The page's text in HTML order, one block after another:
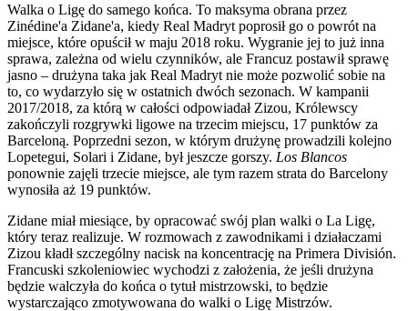
Walka o Ligę do samego końca. To maksyma obrana przez
Zinédine'a Zidane'a, kiedy Real Madryt poprosił go o powrót na
miejsce, które opuścił w maju 2018 roku. Wygranie jej to już inna
sprawa, zależna od wielu czynników, ale Francuz postawił sprawę
jasno – drużyna taka jak Real Madryt nie może pozwolić sobie na
to, co wydarzyło się w ostatnich dwóch sezonach. W kampanii
2017/2018, za którą w całości odpowiadał Zizou, Królewscy
zakończyli rozgrywki ligowe na trzecim miejscu, 17 punktów za
Barceloną. Poprzedni sezon, w którym drużynę prowadzili kolejno
Lopetegui, Solari i Zidane, był jeszcze gorszy. Los Blancos
ponownie zajęli trzecie miejsce, ale tym razem strata do Barcelony
wynosiła aż 19 punktów.
Zidane miał miesiące, by opracować swój plan walki o La Ligę,
który teraz realizuje. W rozmowach z zawodnikami i działaczami
Zizou kładł szczególny nacisk na koncentrację na Primera División.
Francuski szkoleniowiec wychodzi z założenia, że jeśli drużyna
będzie walczyła do końca o tytuł mistrzowski, to będzie
wystarczająco zmotywowana do walki o Ligę Mistrzów.